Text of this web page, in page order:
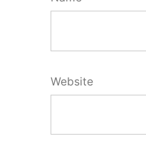
Website